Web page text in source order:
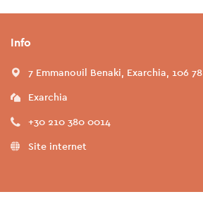
Info
7 Emmanouil Benaki, Exarchia, 106 78
Exarchia
+30 210 380 0014
Site internet